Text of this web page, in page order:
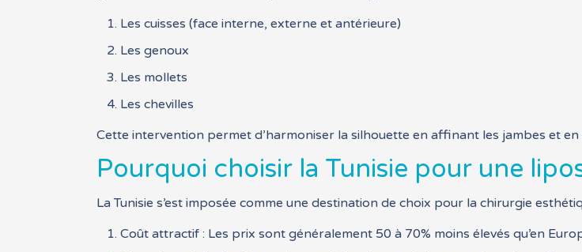
Les cuisses (face interne, externe et antérieure)
Les genoux
Les mollets
Les chevilles
Cette intervention permet d’harmoniser la silhouette en affinant les jambes et
Pourquoi choisir la Tunisie pour une
La Tunisie s’est imposée comme une destination de choix pour la chirurgie
Coût attractif : Les prix sont généralement 50 à 70% moins élevés qu’en